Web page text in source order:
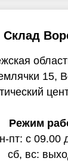
Склад
15,
Режим
пт: с 09.00
сб, вс: